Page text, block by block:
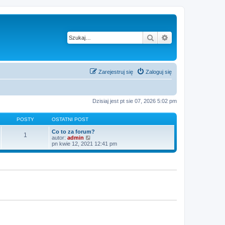
Szukaj
Zaloguj się
Zarejestruj się
Dzisiaj jest pt sie 07, 2026 5:02 pm
POSTY OSTATNI POST
1
Co to za forum?
autor: admin
y
ś
pn kwie 12, 2021 12:41 pm